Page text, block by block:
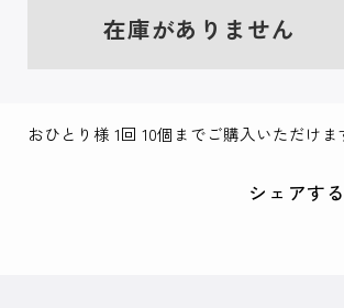
在庫がありません
おひとり様 1回 10個までご購入いただけま
シェアす